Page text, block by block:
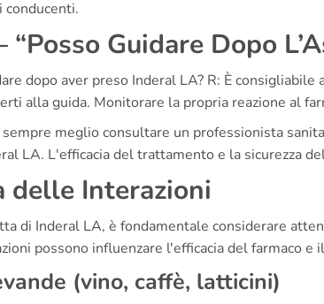
conducenti.
Guidare Dopo
dopo aver preso Inderal LA? R: È
alla guida. Monitorare la propria reazione al
sempre meglio consultare un professionista
LA. L'efficacia del trattamento e la sicurezza
delle Interazioni
di Inderal LA, è fondamentale considerare
possono influenzare l'efficacia del farmaco e
(vino, caffè, latticini)